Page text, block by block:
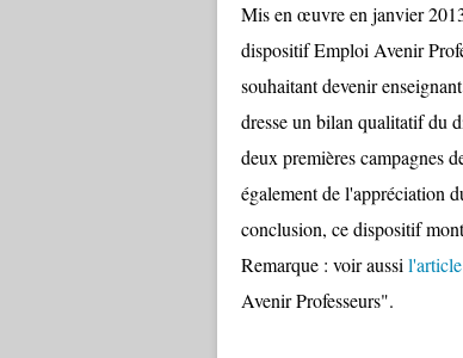
Mis en œuvre en janvier
dispositif Emploi Avenir
souhaitant devenir
dresse un bilan qualitatif du
deux premières campagnes
également de l'appréciation
conclusion, ce dispositif
Remarque : voir aussi
Avenir Professeurs".